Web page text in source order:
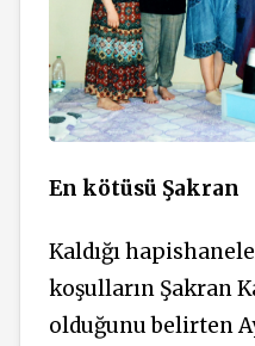
En kötüsü Şakran
Kaldığı
koşulların Şakran
olduğunu belirten